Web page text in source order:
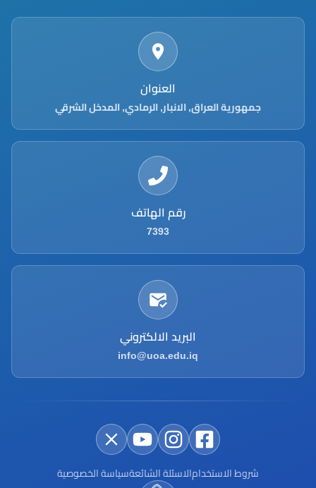
العنوان
جمهورية العراق, الانبار, الرمادي, المدخل الشرقي
رقم الهاتف
7393
البريد الالكتروني
info@uoa.edu.iq
شروط الاستخدامالاسئلة الشائعةسياسة الخصوصية